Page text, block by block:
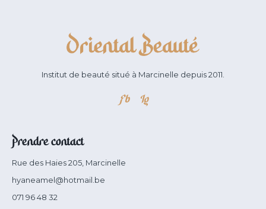
Institut de beauté situé à Marcinelle depuis 2011.
Fb Ig
Prendre contact
Rue des Haies 205, Marcinelle
hyaneamel@hotmail.be
071 96 48 32